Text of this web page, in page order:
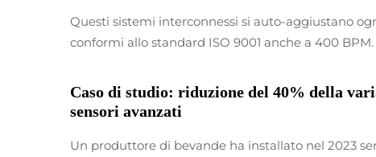
Questi sistemi interconnessi si auto-aggiustano
conformi allo standard ISO 9001 anche a 400 BPM.
Caso di studio: riduzione del 40% della
sensori avanzati
Un produttore di bevande ha installato nel 2023